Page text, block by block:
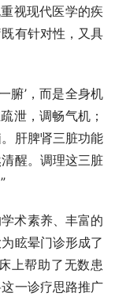
视现代医学的疾
有针对性，又具
腑’，而是全身机
泄，调畅气机；
肝脾肾三脏功能
醒。调理这三脏
术素养、丰富的
眩晕门诊形成了
上帮助了无数患
一诊疗思路推广